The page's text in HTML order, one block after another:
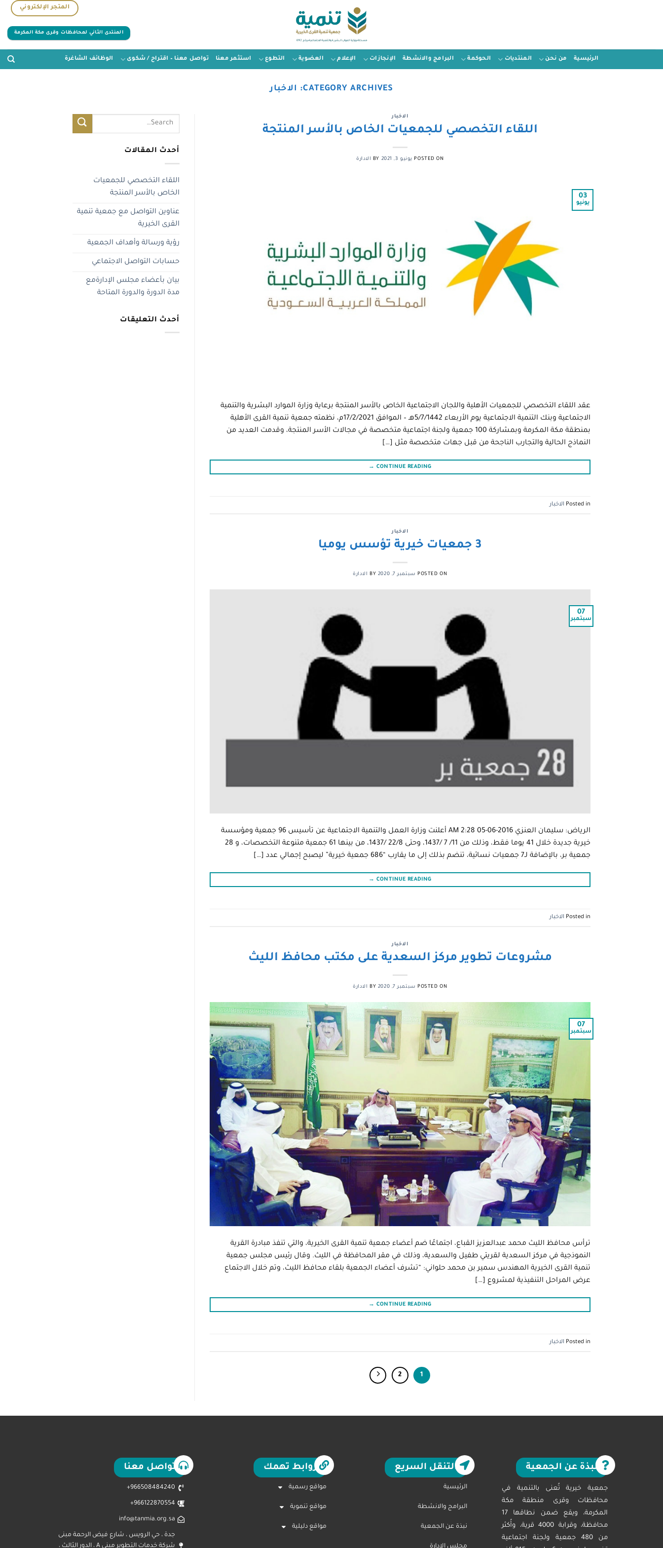
المتجر الإلكتروني
المنتدى الثاني لمحافظات وقرى مكة المكرمة
الرئيسية من نحن المنتديات الحوكمة البرامج والانشطة الإنجازات الإعلام العضوية التطوع استثمر معنا تواصل معنا – اقتراح / شكوى الوظائف الشاغرة
CATEGORY ARCHIVES: الاخبار
الاخبار
اللقاء التخصصي للجمعيات الخاص بالأسر المنتجة
POSTED ON يونيو 3, 2021 الادارة
03
يونيو
عقد اللقاء التخصصي للجمعيات الأهلية واللجان الاجتماعية الخاص بالأسر المنتجة برعاية وزارة الموارد البشرية والتنمية
الاجتماعية وبنك التنمية الاجتماعية يوم الأربعاء 5/7/1442هـ – الموافق 17/2/2021م، نظمته جمعية تنمية القرى الأهلية
بمنطقة مكة المكرمة وبمشاركة 100 جمعية ولجنة اجتماعية متخصصة في مجالات الأسر المنتجة، وقدمت العديد من
النماذج الحالية والتجارب الناجحة من قبل جهات متخصصة مثل […]
CONTINUE READING
→
Posted in الاخبار
الاخبار
3 جمعيات خيرية تؤسس يوميا
POSTED ON سبتمبر 7, 2020 الادارة
07
سبتمبر
الرياض: سليمان العنزي 2016-06-05 2:28 AM أعلنت وزارة العمل والتنمية الاجتماعية عن تأسيس 96 جمعية ومؤسسة
خيرية جديدة خلال 41 يوما فقط، وذلك من 11/ 7 /1437، وحتى 22/8 /1437، من بينها 61 جمعية متنوعة التخصصات، و 28
جمعية بر، بالإضافة لـ7 جمعيات نسائية، تنضم بذلك إلى ما يقارب “686 جمعية خيرية” ليصبح إجمالي عدد […]
CONTINUE READING
→
Posted in الاخبار
الاخبار
مشروعات تطوير مركز السعدية على مكتب محافظ الليث
POSTED ON سبتمبر 7, 2020 الادارة
07
سبتمبر
ترأس محافظ الليث محمد عبدالعزيز القباع، اجتماعًا ضم أعضاء جمعية تنمية القرى الخيرية، والتي تنفذ مبادرة القرية
النموذجية في مركز السعدية لقريتي طفيل والسعدية، وذلك في مقر المحافظة في الليث. وقال رئيس مجلس جمعية
تنمية القرى الخيرية المهندس سمير بن محمد حلواني: “تشرف أعضاء الجمعية بلقاء محافظ الليث، وتم خلال الاجتماع
عرض المراحل التنفيذية لمشروع […]
CONTINUE READING
→
Posted in الاخبار
1
2
أحدث المقالات
اللقاء التخصصي للجمعيات
الخاص بالأسر المنتجة
عناوين التواصل مع جمعية تنمية
القرى الخيرية
رؤية ورسالة وأهداف الجمعية
حسابات التواصل الاجتماعي
بيان بأعضاء مجلس الإدارةمع
مدة الدورة والدورة المتاحة
أحدث التعليقات
نبذة عن الجمعية
جمعية خيرية تُعنى بالتنمية في
محافظات وقرى منطقة مكة
المكرمة، ويقع ضمن نطاقها 17
محافظة، وقرابة 4000 قرية، وأُكثر
من 480 جمعية ولجنة اجتماعية
التنقل السريع
الرئيسية
البرامج والانشطة
نبذة عن الجمعية
مجلس الادارة
روابط تهمك
مواقع رسمية
مواقع تنموية
مواقع دليلية
تواصل معنا
966508484240+
966122870554+
info@tanmia.org.sa
جدة ، حي الرويس ، شارع فيض الرحمة مبنى
شركة خدمات التطوير مبنى A ، الدور الثالث ،